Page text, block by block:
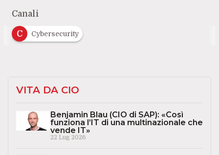
Canali
C Cybersecurity
VITA DA CIO
Benjamin Blau (CIO di SAP): «Così
funziona l’IT di una multinazionale che
vende IT»
22 Lug 2026